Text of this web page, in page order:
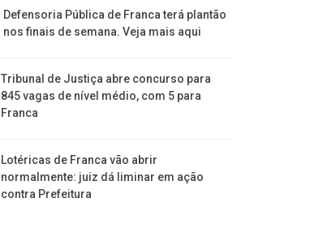
Defensoria Pública de Franca terá plantão
nos finais de semana. Veja mais aqui
Tribunal de Justiça abre concurso para
845 vagas de nível médio, com 5 para
Franca
Lotéricas de Franca vão abrir
normalmente: juiz dá liminar em ação
contra Prefeitura